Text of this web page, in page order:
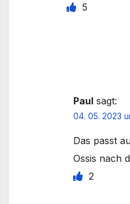
5
Paul sagt:
04. 05. 2023
Das passt
Ossis nach
2